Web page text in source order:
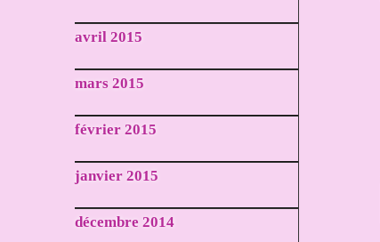
avril 2015
mars 2015
février 2015
janvier 2015
décembre 2014